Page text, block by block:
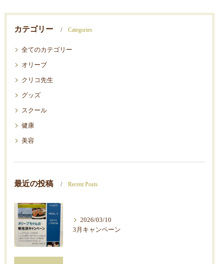
カテゴリー Categories
全てのカテゴリー
オリーブ
クリコ先生
グッズ
スクール
健康
美容
最近の投稿 Recent Posts
2026/03/10
3月キャンペーン